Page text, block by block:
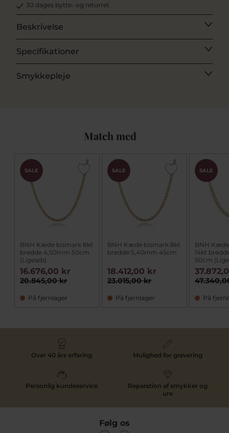
30 dages bytte- og returret
Beskrivelse
Specifikationer
Smykkepleje
Match med
SALE
BNH Kæde bismark 8kt
bredde 4,50mm 50cm
(Ligeløb)
20.845,00 kr
16.676,00 kr
På fjernlager
SALE
BNH Kæde bismark 8kt
bredde 5,40mm 45cm
23.015,00 kr
18.412,00 kr
På fjernlager
SALE
BNH
14kt
50cm
På
Over 40 års erfaring Mulighed for gravering
Personlig kundeservice
Reparation af smykker og
ure
Følg os